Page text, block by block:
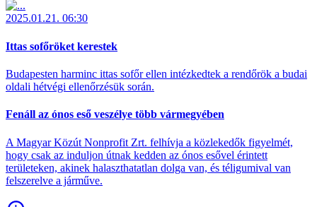
2025.01.21. 06:30
Ittas sofőröket kerestek
Budapesten harminc ittas sofőr ellen intézkedtek a rendőrök a budai
oldali hétvégi ellenőrzésük során.
Fenáll az ónos eső veszélye több vármegyében
A Magyar Közút Nonprofit Zrt. felhívja a közlekedők figyelmét,
hogy csak az induljon útnak kedden az ónos esővel érintett
területeken, akinek halaszthatatlan dolga van, és téligumival van
felszerelve a járműve.